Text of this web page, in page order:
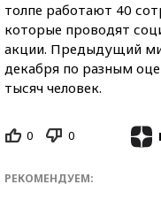
толпе работают 40
которые проводят
акции. Предыдущий
декабря по разным
тысяч человек.
0 0
РЕКОМЕНДУЕМ: